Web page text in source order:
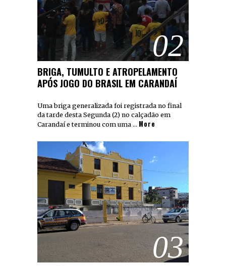
02
BRIGA, TUMULTO E ATROPELAMENTO
APÓS JOGO DO BRASIL EM CARANDAÍ
Uma briga generalizada foi registrada no final
da tarde desta Segunda (2) no calçadão em
Carandaí e terminou com uma … More
03